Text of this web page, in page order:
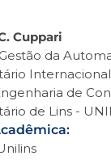
Cuppari
da
de
de Lins -